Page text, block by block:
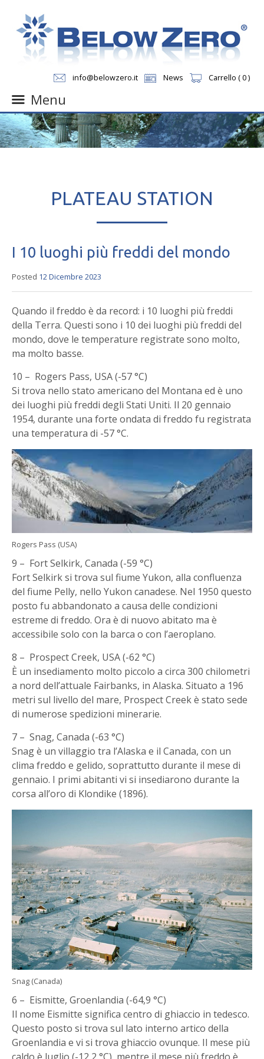
info@belowzero.it News Carrello ( 0 )
Menu
Skip
to
content
PLATEAU STATION
I 10 luoghi più freddi del mondo
Posted 12 Dicembre 2023
Quando il freddo è da record: i 10 luoghi più freddi
della Terra. Questi sono i 10 dei luoghi più freddi del
mondo, dove le temperature registrate sono molto,
ma molto basse.
10 – Rogers Pass, USA (-57 °C)
Si trova nello stato americano del Montana ed è uno
dei luoghi più freddi degli Stati Uniti. Il 20 gennaio
1954, durante una forte ondata di freddo fu registrata
una temperatura di -57 °C.
Rogers Pass (USA)
9 – Fort Selkirk, Canada (-59 °C)
Fort Selkirk si trova sul fiume Yukon, alla confluenza
del fiume Pelly, nello Yukon canadese. Nel 1950 questo
posto fu abbandonato a causa delle condizioni
estreme di freddo. Ora è di nuovo abitato ma è
accessibile solo con la barca o con l’aeroplano.
8 – Prospect Creek, USA (-62 °C)
È un insediamento molto piccolo a circa 300 chilometri
a nord dell’attuale Fairbanks, in Alaska. Situato a 196
metri sul livello del mare, Prospect Creek è stato sede
di numerose spedizioni minerarie.
7 – Snag, Canada (-63 °C)
Snag è un villaggio tra l’Alaska e il Canada, con un
clima freddo e gelido, soprattutto durante il mese di
gennaio. I primi abitanti vi si insediarono durante la
corsa all’oro di Klondike (1896).
Snag (Canada)
6 – Eismitte, Groenlandia (-64,9 °C)
Il nome Eismitte significa centro di ghiaccio in tedesco.
Questo posto si trova sul lato interno artico della
Groenlandia e vi si trova ghiaccio ovunque. Il mese più